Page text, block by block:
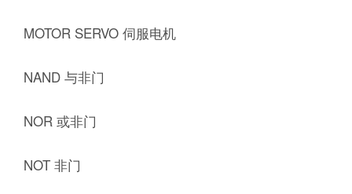
MOTOR SERVO 伺服电机
NAND 与非门
NOR 或非门
NOT 非门